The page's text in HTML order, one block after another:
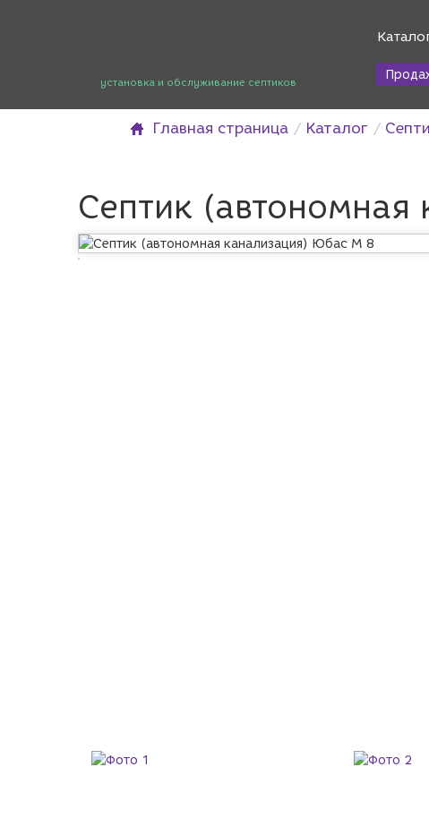
установка и обслуживание септиков
Главная страница Каталог
Септик